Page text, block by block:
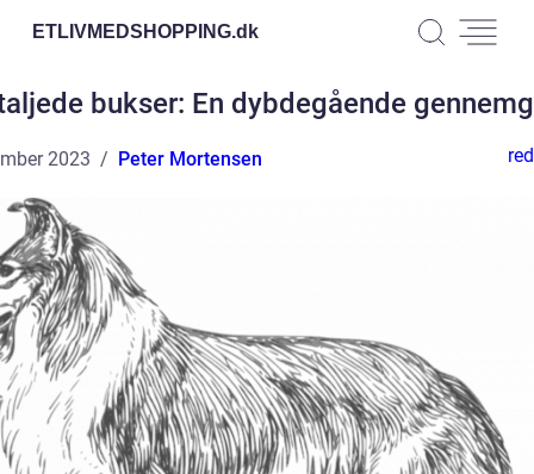
ETLIVMEDSHOPPING.dk
bukser: En dybdegående
2023 Peter Mortensen